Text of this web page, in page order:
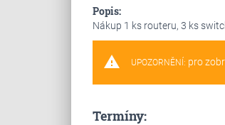
Popis:
Nákup 1 ks routeru, 3 ks
warning UPOZORNĚNÍ: pro
Termíny: